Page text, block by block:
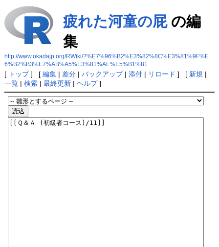
疲れた河童の屁の編
集
http://www.okadajp.org/RWiki/?%E7%96%B2%E3%82%8C%E3%81%9F%E
6%B2%B3%E7%AB%A5%E3%81%AE%E5%B1%81
[ トップ] [ 編集| 差分| バックアップ| 添付| リロード ] [ 新規 |
一覧| 検索| 最終更新| ヘルプ]